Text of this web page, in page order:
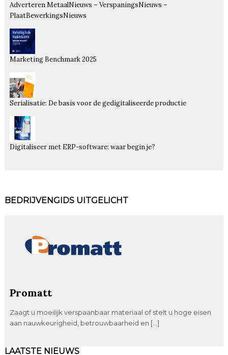
Adverteren MetaalNieuws – VerspaningsNieuws –
PlaatBewerkingsNieuws
Marketing Benchmark 2025
Serialisatie: De basis voor de gedigitaliseerde productie
Digitaliseer met ERP-software: waar begin je?
BEDRIJVENGIDS UITGELICHT
Promatt
Zaagt u moeilijk verspaanbaar materiaal of stelt u hoge eisen
aan nauwkeurigheid, betrouwbaarheid en […]
LAATSTE NIEUWS